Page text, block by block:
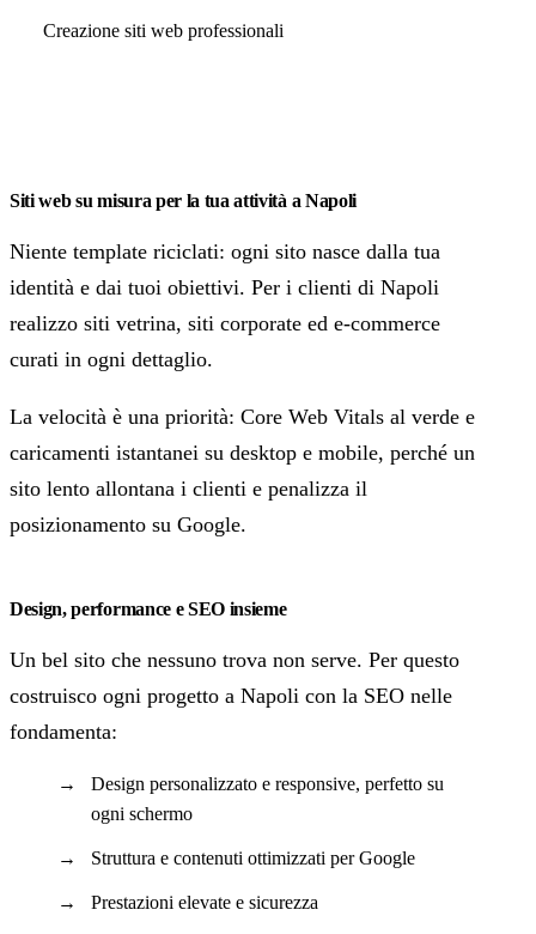
Creazione siti web professionali
Siti web su misura per la tua attività a Napoli
Niente template riciclati: ogni sito nasce dalla tua
identità e dai tuoi obiettivi. Per i clienti di Napoli
realizzo siti vetrina, siti corporate ed e-commerce
curati in ogni dettaglio.
La velocità è una priorità: Core Web Vitals al verde e
caricamenti istantanei su desktop e mobile, perché un
sito lento allontana i clienti e penalizza il
posizionamento su Google.
Design, performance e SEO insieme
Un bel sito che nessuno trova non serve. Per questo
costruisco ogni progetto a Napoli con la SEO nelle
fondamenta:
Design personalizzato e responsive, perfetto su
ogni schermo
Struttura e contenuti ottimizzati per Google
Prestazioni elevate e sicurezza